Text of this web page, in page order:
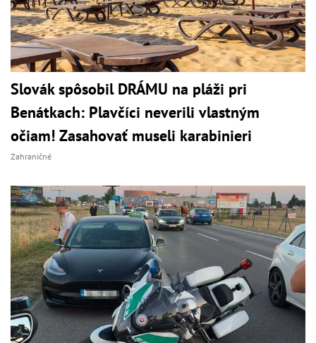
Slovák spôsobil DRÁMU na pláži pri
Benátkach: Plavčíci neverili vlastným
očiam! Zasahovať museli karabinieri
Zahraničné